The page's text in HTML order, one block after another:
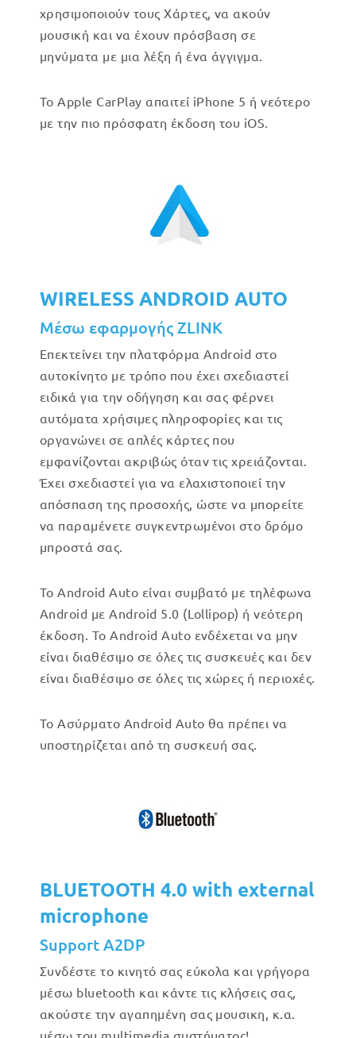
χρησιμοποιούν τους Χάρτες, να ακούν
μουσική και να έχουν πρόσβαση σε
μηνύματα με μια λέξη ή ένα άγγιγμα.
Το Apple CarPlay απαιτεί iPhone 5 ή νεότερο
με την πιο πρόσφατη έκδοση του iOS.
WIRELESS ANDROID AUTO
Μέσω εφαρμογής ZLINK
Επεκτείνει την πλατφόρμα Android στο
αυτοκίνητο με τρόπο που έχει σχεδιαστεί
ειδικά για την οδήγηση και σας φέρνει
αυτόματα χρήσιμες πληροφορίες και τις
οργανώνει σε απλές κάρτες που
εμφανίζονται ακριβώς όταν τις χρειάζονται.
Έχει σχεδιαστεί για να ελαχιστοποιεί την
απόσπαση της προσοχής, ώστε να μπορείτε
να παραμένετε συγκεντρωμένοι στο δρόμο
μπροστά σας.
Το Android Auto είναι συμβατό με τηλέφωνα
Android με Android 5.0 (Lollipop) ή νεότερη
έκδοση. Το Android Auto ενδέχεται να μην
είναι διαθέσιμο σε όλες τις συσκευές και δεν
είναι διαθέσιμο σε όλες τις χώρες ή περιοχές.
Το Ασύρματο Android Auto θα πρέπει να
υποστηρίζεται από τη συσκευή σας.
BLUETOOTH 4.0 with external
microphone
Support A2DP
Συνδέστε το κινητό σας εύκολα και γρήγορα
μέσω bluetooth και κάντε τις κλήσεις σας,
ακούστε την αγαπημένη σας μουσικη, κ.α.
μέσω του multimedia συστήματος!